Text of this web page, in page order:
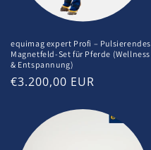
equimag expert Profi – Pulsierendes
Magnetfeld-Set für Pferde (Wellness
& Entspannung)
Normaler
€3.200,00 EUR